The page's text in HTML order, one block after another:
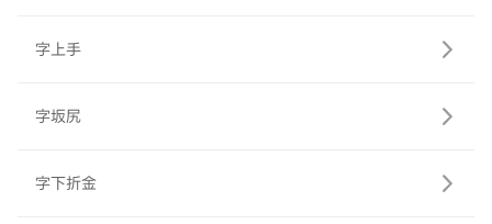
字上手
字坂尻
字下折金